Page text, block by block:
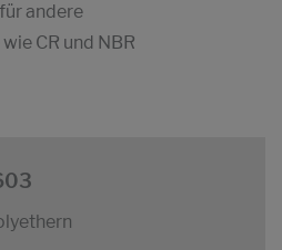
andere
CR und NBR